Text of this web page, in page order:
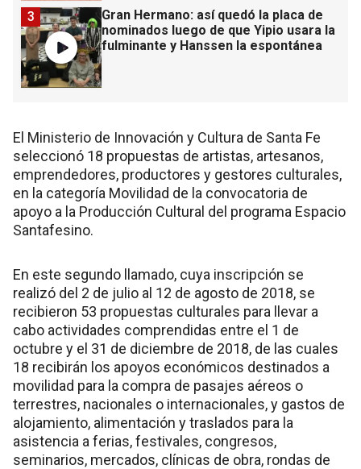
Gran Hermano: así quedó la placa de
nominados luego de que Yipio usara la
fulminante y Hanssen la espontánea
3
El Ministerio de Innovación y Cultura de Santa Fe
seleccionó 18 propuestas de artistas, artesanos,
emprendedores, productores y gestores culturales,
en la categoría Movilidad de la convocatoria de
apoyo a la Producción Cultural del programa Espacio
Santafesino.
En este segundo llamado, cuya inscripción se
realizó del 2 de julio al 12 de agosto de 2018, se
recibieron 53 propuestas culturales para llevar a
cabo actividades comprendidas entre el 1 de
octubre y el 31 de diciembre de 2018, de las cuales
18 recibirán los apoyos económicos destinados a
movilidad para la compra de pasajes aéreos o
terrestres, nacionales o internacionales, y gastos de
alojamiento, alimentación y traslados para la
asistencia a ferias, festivales, congresos,
seminarios, mercados, clínicas de obra, rondas de